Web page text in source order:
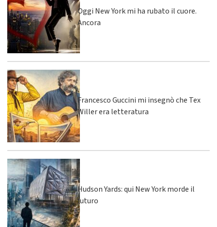
Oggi New York mi ha rubato il cuore.
Ancora
Francesco Guccini mi insegnò che Tex
Willer era letteratura
Hudson Yards: qui New York morde il
futuro